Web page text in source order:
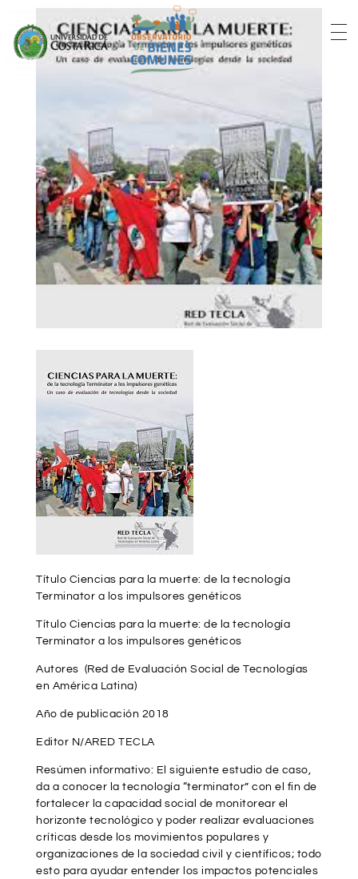
Título Ciencias para la muerte: de la tecnología
Terminator a los impulsores genéticos
Título Ciencias para la muerte: de la tecnología
Terminator a los impulsores genéticos
Autores (Red de Evaluación Social de Tecnologías
en América Latina)
Año de publicación 2018
Editor N/ARED TECLA
Resúmen informativo: El siguiente estudio de caso,
da a conocer la tecnología “terminator” con el fin de
fortalecer la capacidad social de monitorear el
horizonte tecnológico y poder realizar evaluaciones
críticas desde los movimientos populares y
organizaciones de la sociedad civil y científicos; todo
esto para ayudar entender los impactos potenciales